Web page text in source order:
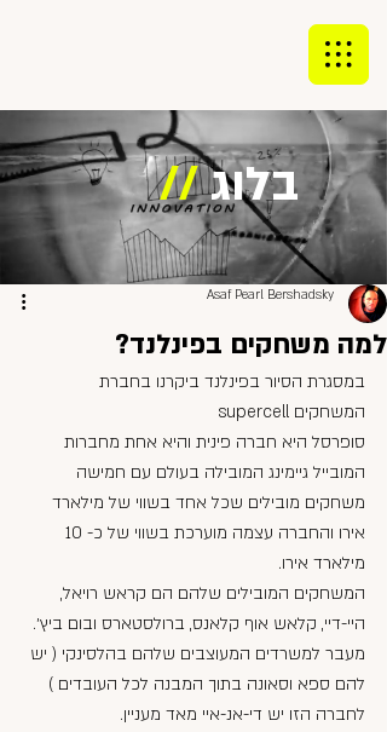
בלוג //
למה משחקים בפינלנד?
Asaf Pearl Bershadsky
במסגרת הסיור בפינלנד ביקרנו בחברת
המשחקים supercell
סופרסל היא חברה פינית והיא אחת מחברות
המובייל גיימינג המובילה בעולם עם חמישה
משחקים מובילים שכל אחד בשווי של מילארד
מילארד אירו.
המשחקים המובילים שלהם הם קראש רויאל,
היי-דיי, קלאש אוף קלאנס, ברולסטארס ובום ביץ׳.
מעבר למשרדים המעוצבים שלהם בהלסינקי ( יש
להם ספא וסאונה בתוך המבנה לכל העובדים )
לחברה הזו יש די-אנ-איי מאד מעניין.